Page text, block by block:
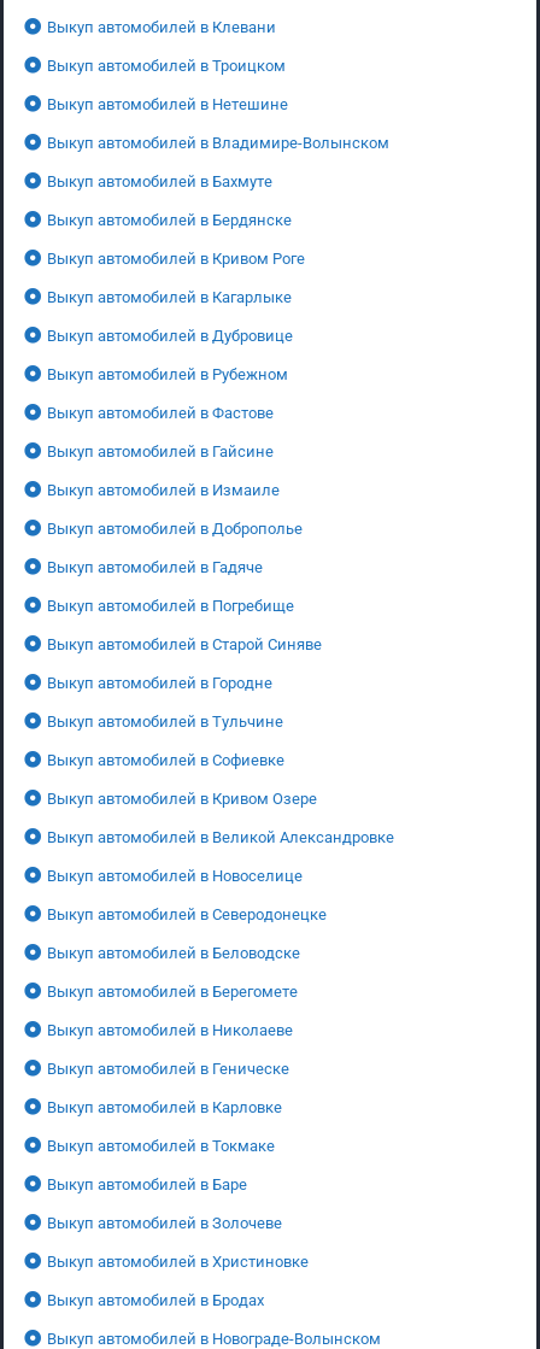
Выкуп автомобилей в Клевани
Выкуп автомобилей в Троицком
Выкуп автомобилей в Нетешине
Выкуп автомобилей в Владимире-Волынском
Выкуп автомобилей в Бахмуте
Выкуп автомобилей в Бердянске
Выкуп автомобилей в Кривом Роге
Выкуп автомобилей в Кагарлыке
Выкуп автомобилей в Дубровице
Выкуп автомобилей в Рубежном
Выкуп автомобилей в Фастове
Выкуп автомобилей в Гайсине
Выкуп автомобилей в Измаиле
Выкуп автомобилей в Доброполье
Выкуп автомобилей в Гадяче
Выкуп автомобилей в Погребище
Выкуп автомобилей в Старой Синяве
Выкуп автомобилей в Городне
Выкуп автомобилей в Тульчине
Выкуп автомобилей в Софиевке
Выкуп автомобилей в Кривом Озере
Выкуп автомобилей в Великой Александровке
Выкуп автомобилей в Новоселице
Выкуп автомобилей в Северодонецке
Выкуп автомобилей в Беловодске
Выкуп автомобилей в Берегомете
Выкуп автомобилей в Николаеве
Выкуп автомобилей в Геническе
Выкуп автомобилей в Карловке
Выкуп автомобилей в Токмаке
Выкуп автомобилей в Баре
Выкуп автомобилей в Золочеве
Выкуп автомобилей в Христиновке
Выкуп автомобилей в Бродах
Выкуп автомобилей в Новограде-Волынском